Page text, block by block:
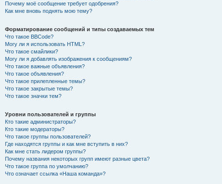
Почему моё сообщение требует одобрения?
Как мне вновь поднять мою тему?
Форматирование сообщений и типы создаваемых тем
Что такое BBCode?
Могу ли я использовать HTML?
Что такое смайлики?
Могу ли я добавлять изображения к сообщениям?
Что такое важные объявления?
Что такое объявления?
Что такое прилепленные темы?
Что такое закрытые темы?
Что такое значки тем?
Уровни пользователей и группы
Кто такие администраторы?
Кто такие модераторы?
Что такое группы пользователей?
Где находятся группы и как мне вступить в них?
Как мне стать лидером группы?
Почему названия некоторых групп имеют разные цвета?
Что такое группа по умолчанию?
Что означает ссылка «Наша команда»?